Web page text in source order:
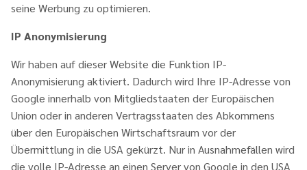
seine Werbung zu optimieren.
IP Anonymisierung
Wir haben auf dieser Website die Funktion IP-
Anonymisierung aktiviert. Dadurch wird Ihre IP-Adresse von
Google innerhalb von Mitgliedstaaten der Europäischen
Union oder in anderen Vertragsstaaten des Abkommens
über den Europäischen Wirtschaftsraum vor der
Übermittlung in die USA gekürzt. Nur in Ausnahmefällen wird
die volle IP-Adresse an einen Server von Google in den USA